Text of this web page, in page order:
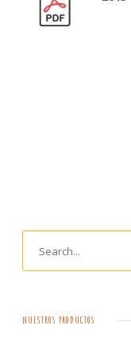
NUESTROS PRODUCTOS